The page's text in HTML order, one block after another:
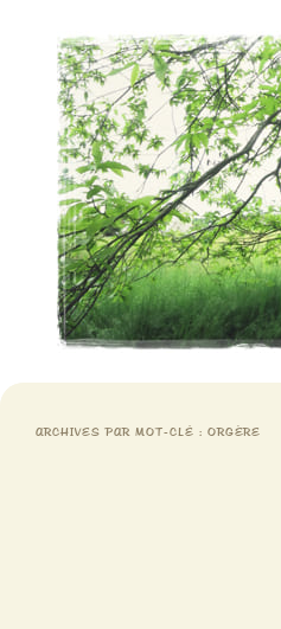
Meristemes
ARCHIVES PAR MOT-CLÉ : ORGÈRE